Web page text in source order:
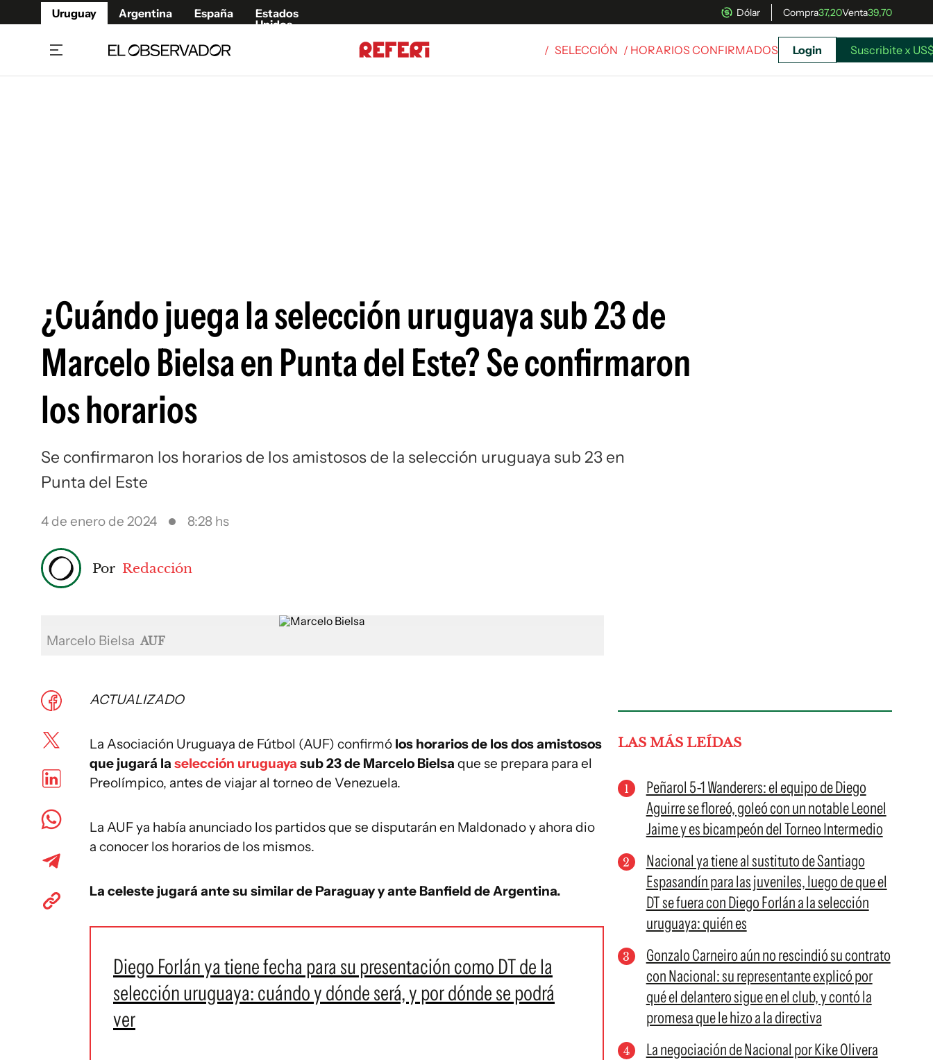
Uruguay Argentina España
Estados
Unidos
Dólar Compra37,20Venta39,70
/ SELECCIÓN / HORARIOS CONFIRMADOS Login Suscribite x
¿Cuándo juega la selección uruguaya sub 23 de
Marcelo Bielsa en Punta del Este? Se confirmaron
los horarios
Se confirmaron los horarios de los amistosos de la selección uruguaya sub 23 en
Punta del Este
4 de enero de 2024 8:28 hs
Por Redacción
Marcelo Bielsa AUF
ACTUALIZADO
La Asociación Uruguaya de Fútbol (AUF) confirmó los horarios de los dos amistosos
que jugará la selección uruguaya sub 23 de Marcelo Bielsa que se prepara para el
Preolímpico, antes de viajar al torneo de Venezuela.
La AUF ya había anunciado los partidos que se disputarán en Maldonado y ahora dio
a conocer los horarios de los mismos.
La celeste jugará ante su similar de Paraguay y ante Banfield de Argentina.
Diego Forlán ya tiene fecha para su presentación como DT de la
selección uruguaya: cuándo y dónde será, y por dónde se podrá
ver
LAS MÁS LEÍDAS
Peñarol 5-1 Wanderers: el equipo de Diego
Aguirre se floreó, goleó con un notable Leonel
Jaime y es bicampeón del Torneo Intermedio
Nacional ya tiene al sustituto de Santiago
Espasandín para las juveniles, luego de que el
DT se fuera con Diego Forlán a la selección
uruguaya: quién es
Gonzalo Carneiro aún no rescindió su contrato
con Nacional: su representante explicó por
qué el delantero sigue en el club, y contó la
promesa que le hizo a la directiva
La negociación de Nacional por Kike Olivera